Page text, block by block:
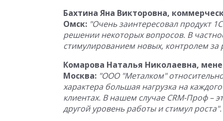
Бахтина Яна Викторовна,
Омск: "Очень заинтересовал продукт
решении некоторых вопросов. В
стимулированием новых, контролем за
Комарова Наталья Николаевна,
Москва: "ООО "Металком"
характера большая нагрузка на
клиентах. В нашем случае CRM-Проф –
другой уровень работы и стимул роста".